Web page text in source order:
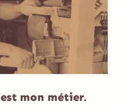
mon métier.